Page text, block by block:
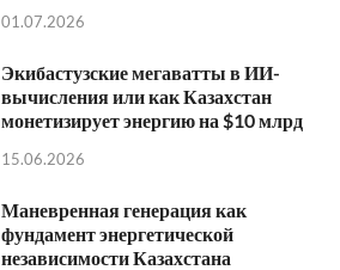
01.07.2026
Экибастузские мегаватты в ИИ-
вычисления или как Казахстан
монетизирует энергию на $10 млрд
15.06.2026
Маневренная генерация как
фундамент энергетической
независимости Казахстана